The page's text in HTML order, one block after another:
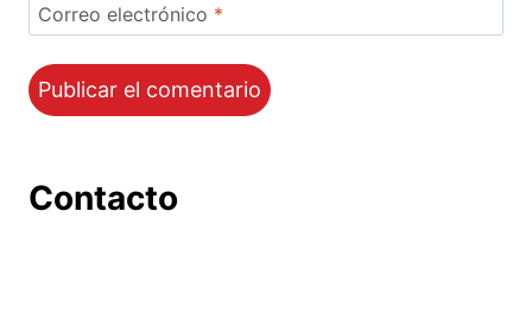
Correo electrónico *
Contacto